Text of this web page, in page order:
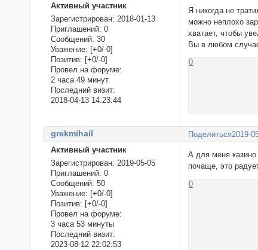
Активный участник
Зарегистрирован: 2018-01-13
Приглашений: 0
Сообщений: 30
Уважение: [+0/-0]
Позитив: [+0/-0]
Провел на форуме:
2 часа 49 минут
Последний визит:
2018-04-13 14:23:44
Я никогда не
можно неплохо
хватает, чтобы
Вы в любом
0
Поделиться2019-
grekmihail
Активный участник
Зарегистрирован: 2019-05-05
Приглашений: 0
Сообщений: 50
Уважение: [+0/-0]
Позитив: [+0/-0]
Провел на форуме:
3 часа 53 минуты
Последний визит:
2023-08-12 22:02:53
А для меня
почаще, это
0